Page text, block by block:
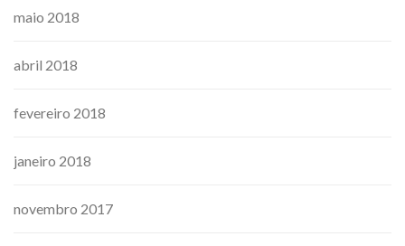
maio 2018
abril 2018
fevereiro 2018
janeiro 2018
novembro 2017